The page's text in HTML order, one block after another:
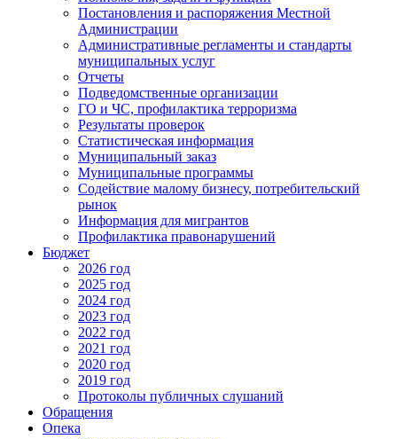
Постановления и распоряжения Местной
Администрации
Административные регламенты и стандарты
муниципальных услуг
Отчеты
Подведомственные организации
ГО и ЧС, профилактика терроризма
Результаты проверок
Статистическая информация
Муниципальный заказ
Муниципальные программы
Содействие малому бизнесу, потребительский
рынок
Информация для мигрантов
Профилактика правонарушений
Бюджет
2026 год
2025 год
2024 год
2023 год
2022 год
2021 год
2020 год
2019 год
Протоколы публичных слушаний
Обращения
Опека